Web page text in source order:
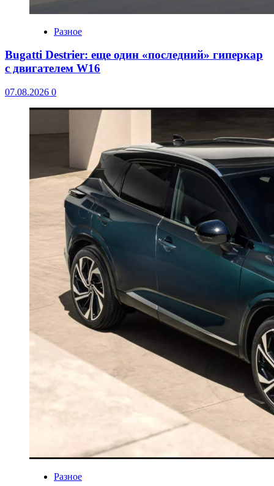
Разное
Bugatti Destrier: еще один «последний» гиперкар
с двигателем W16
07.08.2026 0
Разное